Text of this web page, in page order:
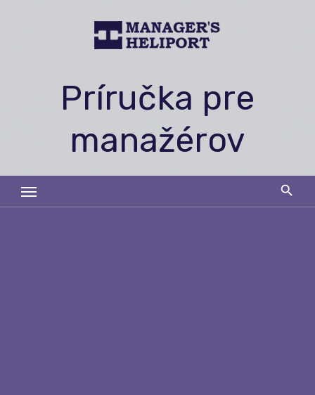
Príručka pre
manažérov